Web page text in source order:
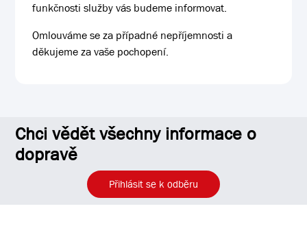
funkčnosti služby vás budeme informovat.
Omlouváme se za případné nepříjemnosti a
děkujeme za vaše pochopení.
Chci vědět všechny informace o
dopravě
Přihlásit se k odběru